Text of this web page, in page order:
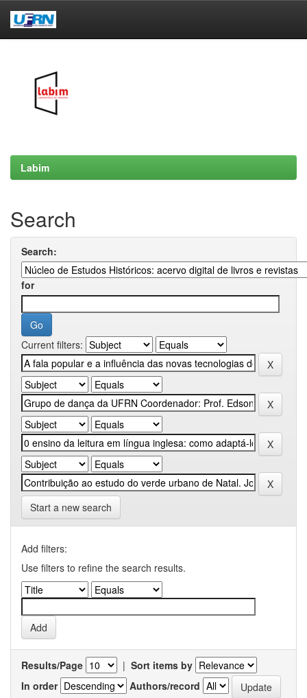
Labim
Search
Search:
for
Current filters:
Start a new search
Add filters:
Use filters to refine the search results.
Results/Page | Sort items by
In order
Authors/record